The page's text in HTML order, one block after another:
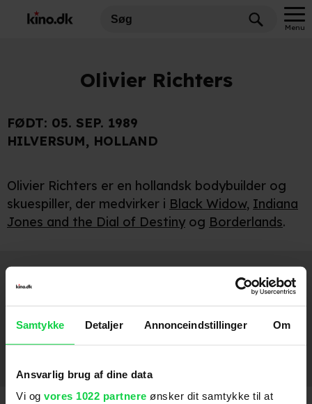
Samtykke Detaljer Annonceindstillinger Om
Ansvarlig brug af dine data
Vi og vores 1022 partnere ønsker dit samtykke til at
Menu
Olivier Richters
FØDT: 05. SEP. 1989
HILVERSUM, HOLLAND
Olivier Richters er en hollandsk bodybuilder og
skuespiller, der medvirker i Black Widow, Indiana
Jones and the Dial of Destiny og Borderlands.
Medvirker
Borderlands 2024
Indiana Jones and the Dial of Destiny